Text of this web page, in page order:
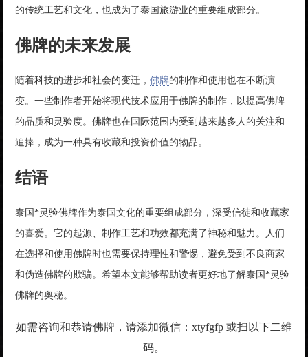
的传统工艺和文化，也成为了泰国旅游业的重要组成部分。
佛牌的未来发展
随着科技的进步和社会的变迁，佛牌的制作和使用也在不断演
变。一些制作者开始将现代技术应用于佛牌的制作，以提高佛牌
的品质和灵验度。佛牌也在国际范围内受到越来越多人的关注和
追捧，成为一种具有收藏和投资价值的物品。
结语
泰国*灵验佛牌作为泰国文化的重要组成部分，深受信徒和收藏家
的喜爱。它的起源、制作工艺和功效都充满了神秘和魅力。人们
在选择和使用佛牌时也需要保持理性和警惕，避免受到不良商家
和伪造佛牌的欺骗。希望本文能够帮助读者更好地了解泰国*灵验
佛牌的奥秘。
如需咨询和恭请佛牌，请添加微信：xtyfgfp 或扫以下二维
码。